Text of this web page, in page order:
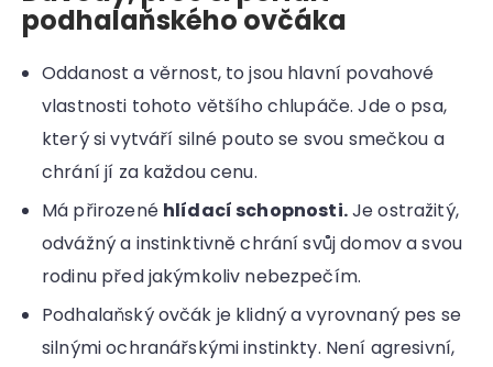
podhalaňského ovčáka
Oddanost a věrnost, to jsou hlavní povahové
vlastnosti tohoto většího chlupáče. Jde o psa,
který si vytváří silné pouto se svou smečkou a
chrání jí za každou cenu.
Má přirozené hlídací schopnosti.Je ostražitý,
odvážný a instinktivně chrání svůj domov a svou
rodinu před jakýmkoliv nebezpečím.
Podhalaňský ovčák je klidný a vyrovnaný pes se
silnými ochranářskými instinkty. Není agresivní,